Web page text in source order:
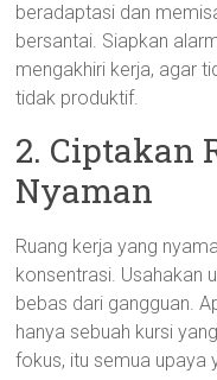
beradaptasi dan
bersantai. Siapkan
mengakhiri kerja, agar
tidak produktif.
2. Ciptakan
Nyaman
Ruang kerja yang
konsentrasi. Usahakan
bebas dari gangguan.
hanya sebuah kursi
fokus, itu semua upaya